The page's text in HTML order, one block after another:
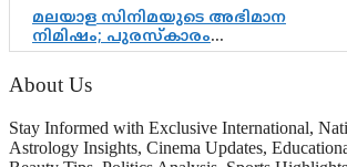
മലയാള സിനിമയുടെ അഭിമാന
നിമിഷം; പുരസ്‌കാരം
ആഘോഷമാകട്ടെ, മികവ് ശീലമാകട്ടെ
About Us
Stay Informed with Exclusive International,
Astrology Insights, Cinema Updates,